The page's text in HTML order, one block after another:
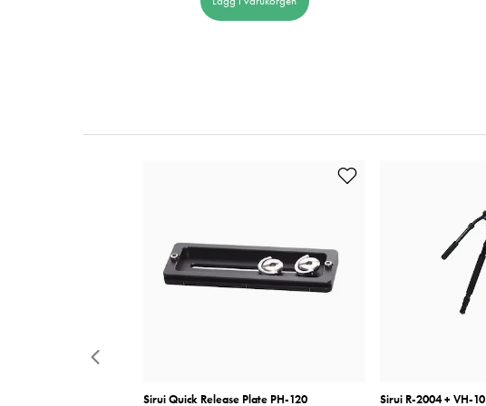
Sirui Quick Release Plate PH-120 Sirui R-2004 + VH-10